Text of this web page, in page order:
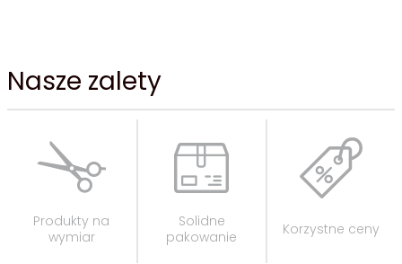
Nasze zalety
Produkty na
wymiar
Solidne
pakowanie
Korzystne ceny